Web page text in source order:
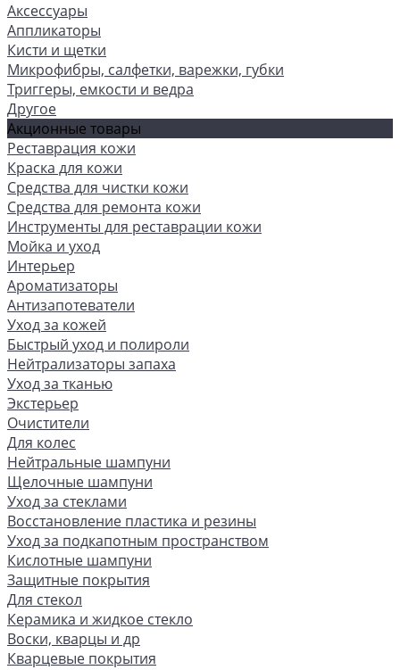
Аксессуары
Аппликаторы
Кисти и щетки
Микрофибры, салфетки, варежки, губки
Триггеры, емкости и ведра
Другое
Акционные товары
Реставрация кожи
Краска для кожи
Средства для чистки кожи
Средства для ремонта кожи
Инструменты для реставрации кожи
Мойка и уход
Интерьер
Ароматизаторы
Антизапотеватели
Уход за кожей
Быстрый уход и полироли
Нейтрализаторы запаха
Уход за тканью
Экстерьер
Очистители
Для колес
Нейтральные шампуни
Щелочные шампуни
Уход за стеклами
Восстановление пластика и резины
Уход за подкапотным пространством
Кислотные шампуни
Защитные покрытия
Для стекол
Керамика и жидкое стекло
Воски, кварцы и др
Кварцевые покрытия